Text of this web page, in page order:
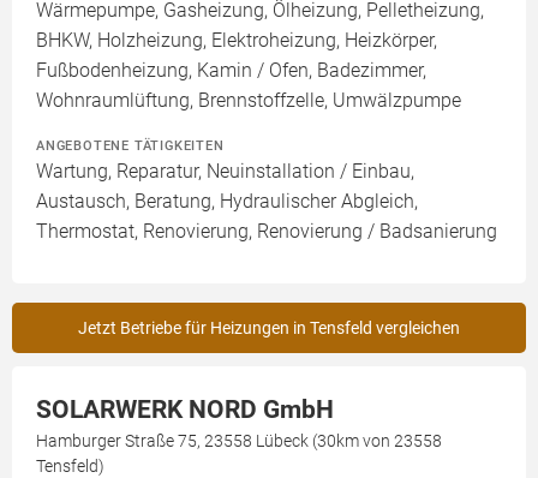
Wärmepumpe, Gasheizung, Ölheizung, Pelletheizung,
BHKW, Holzheizung, Elektroheizung, Heizkörper,
Fußbodenheizung, Kamin / Ofen, Badezimmer,
Wohnraumlüftung, Brennstoffzelle, Umwälzpumpe
ANGEBOTENE TÄTIGKEITEN
Wartung, Reparatur, Neuinstallation / Einbau,
Austausch, Beratung, Hydraulischer Abgleich,
Thermostat, Renovierung, Renovierung / Badsanierung
Jetzt Betriebe für Heizungen in Tensfeld vergleichen
SOLARWERK NORD GmbH
Hamburger Straße 75, 23558 Lübeck (30km von 23558
Tensfeld)